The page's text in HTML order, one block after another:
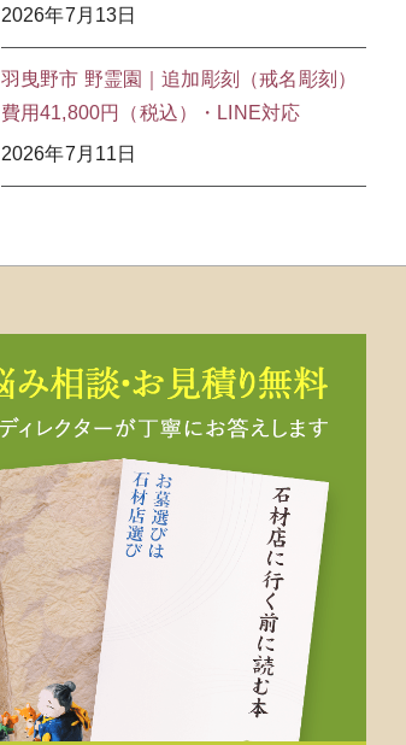
2026年7月13日
羽曳野市 野霊園｜追加彫刻（戒名彫刻）
費用41,800円（税込）・LINE対応
2026年7月11日